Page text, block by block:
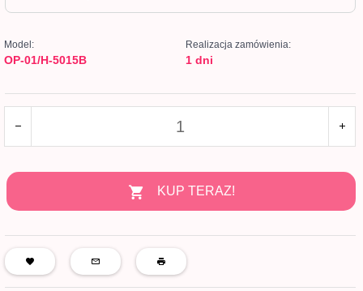
Model:
OP-01/H-5015B
Realizacja zamówienia:
1 dni
KUP TERAZ!